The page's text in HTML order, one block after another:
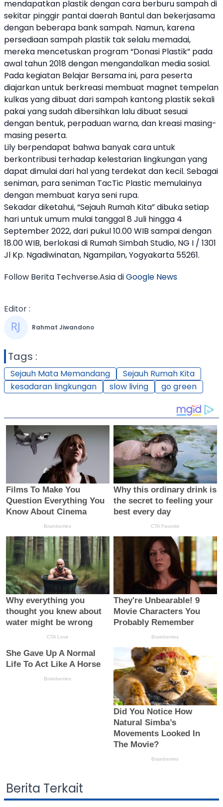
mendapatkan plastik dengan cara berburu sampah di
sekitar pinggir pantai daerah Bantul dan bekerjasama
dengan beberapa bank sampah. Namun, karena
persediaan sampah plastik tak selalu memadai,
mereka mencetuskan program “Donasi Plastik” pada
awal tahun 2018 dengan mengandalkan media sosial.
Pada kegiatan Belajar Bersama ini, para peserta
diajarkan untuk berkreasi membuat magnet tempelan
kulkas yang dibuat dari sampah kantong plastik sekali
pakai yang sudah dibersihkan lalu dibuat sesuai
dengan bentuk, perpaduan warna, dan kreasi masing-
masing peserta.
Lily berpendapat bahwa banyak cara untuk
berkontribusi terhadap kelestarian lingkungan yang
dapat dimulai dari hal yang terdekat dan kecil. Sebagai
seniman, para seniman TacTic Plastic memulainya
dengan membuat karya seni rupa.
Sekadar diketahui, “Sejauh Rumah Kita” dibuka setiap
hari untuk umum mulai tanggal 8 Juli hingga 4
September 2022, dari pukul 10.00 WIB sampai dengan
18.00 WIB, berlokasi di Rumah Simbah Studio, NG I / 1301
Jl Kp. Ngadiwinatan, Ngampilan, Yogyakarta 55261.
Follow Berita Techverse.Asia diGoogle News
Editor :
Rahmat Jiwandono
Tags :
Sejauh Mata Memandang
Sejauh Rumah Kita
kesadaran lingkungan
slow living go green
Berita Terkait